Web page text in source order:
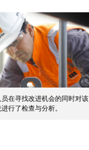
在寻找改进机会的同时对该
行了检查与分析。